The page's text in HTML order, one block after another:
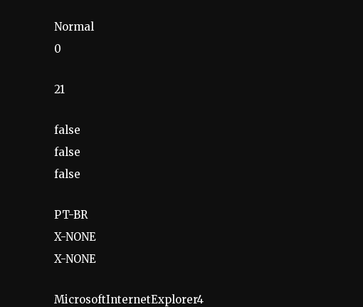
Normal
0
21
false
false
false
PT-BR
X-NONE
X-NONE
MicrosoftInternetExplorer4